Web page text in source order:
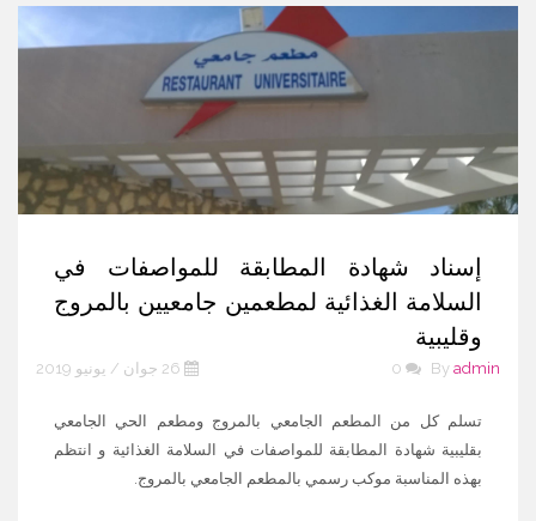
إسناد شهادة المطابقة للمواصفات في
السلامة الغذائية لمطعمين جامعيين بالمروج
وقليبية
By admin
تسلم كل من المطعم الجامعي بالمروج ومطعم الحي الجامعي
بقليبية شهادة المطابقة للمواصفات في السلامة الغذائية و انتظم
بهذه المناسبة موكب رسمي بالمطعم الجامعي بالمروج.